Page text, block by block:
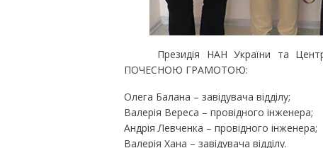
Президія НАН України та
ПОЧЕСНОЮ ГРАМОТОЮ:
Олега Балана – завідувача відділу;
Валерія Вереса – провідного інженера;
Андрія Левченка – провідного інженера;
Валерія Хана – завідувача відділу.